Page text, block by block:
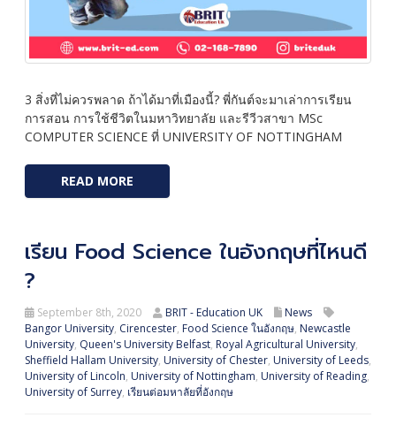
3 สิ่งที่ไม่ควรพลาด ถ้าได้มาที่เมืองนี้? พี่กันต์จะมาเล่าการเรียน
การสอน การใช้ชีวิตในมหาวิทยาลัย และรีวีวสาขา MSc
COMPUTER SCIENCE ที่ UNIVERSITY OF NOTTINGHAM
READ MORE
เรียน Food Science ในอังกฤษที่ไหนดี
?
September 8th, 2020 BRIT - Education UK
News
Bangor University, Cirencester, Food Science ในอังกฤษ, Newcastle
University, Queen's University Belfast, Royal Agricultural University,
Sheffield Hallam University, University of Chester, University of Leeds,
University of Lincoln, University of Nottingham, University of Reading,
University of Surrey, เรียนต่อมหาลัยที่อังกฤษ